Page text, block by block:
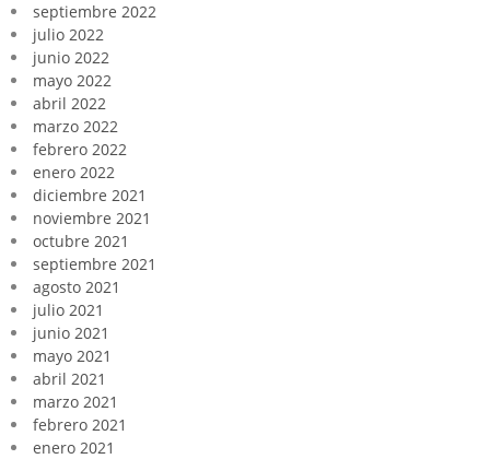
septiembre 2022
julio 2022
junio 2022
mayo 2022
abril 2022
marzo 2022
febrero 2022
enero 2022
diciembre 2021
noviembre 2021
octubre 2021
septiembre 2021
agosto 2021
julio 2021
junio 2021
mayo 2021
abril 2021
marzo 2021
febrero 2021
enero 2021